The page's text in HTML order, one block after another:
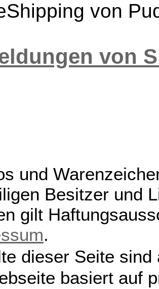
von
von
und
Besitzer und
gilt
.
dieser Seite
basiert auf